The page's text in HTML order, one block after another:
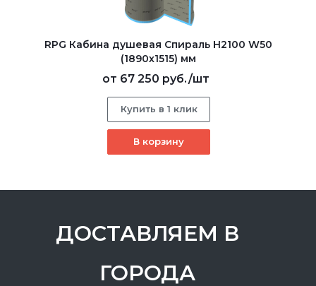
RPG Кабина душевая Спираль H2100 W50
(1890х1515) мм
от 67 250 руб./шт
Купить в 1 клик
В корзину
ДОСТАВЛЯЕМ В
ГОРОДА